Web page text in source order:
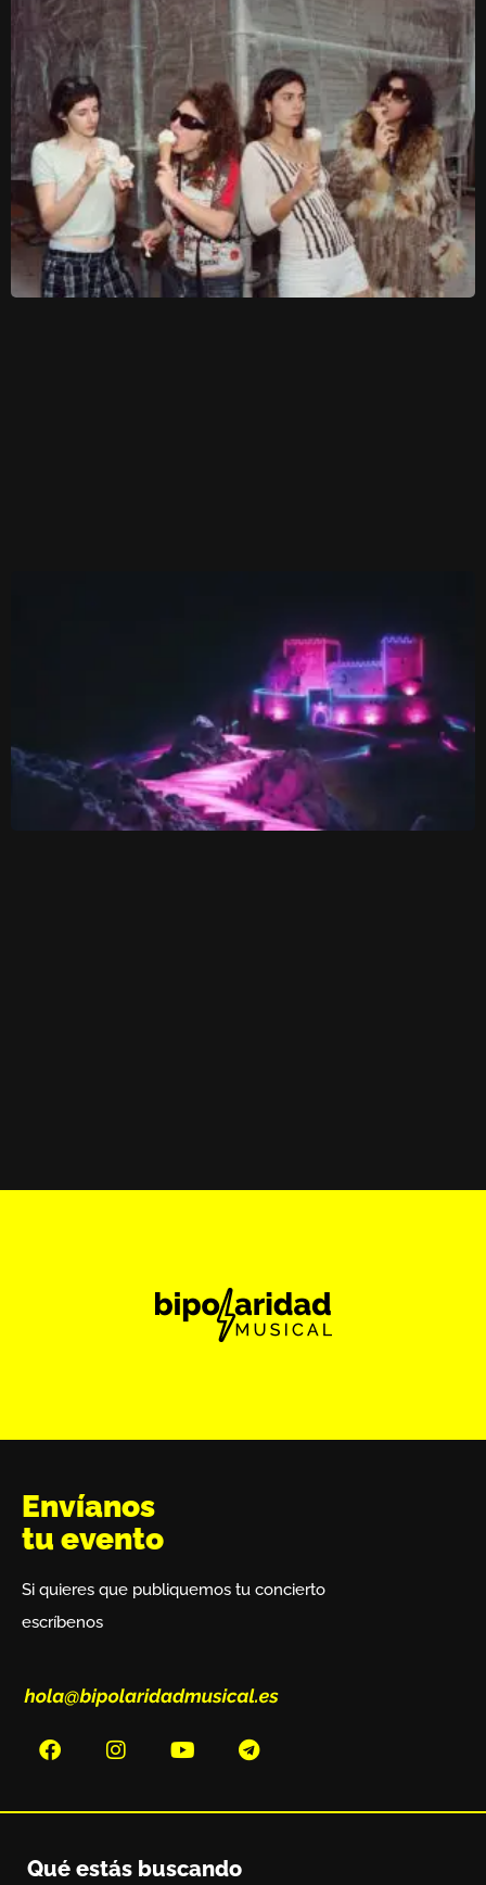
Envíanos
tu evento
Si quieres que publiquemos tu concierto
escríbenos
Qué estás buscando